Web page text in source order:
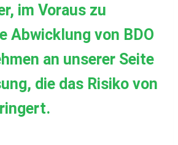
im Voraus zu
Abwicklung von BDO
an unserer Seite
die das Risiko von